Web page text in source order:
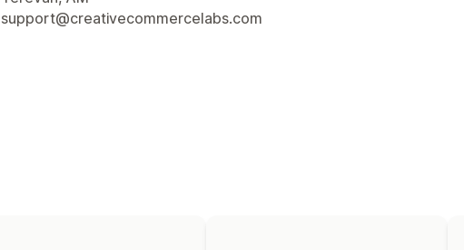
support@creativecommercelabs.com